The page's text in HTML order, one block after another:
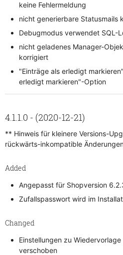
keine Fehlermeldung
nicht generierbare Statusmails
Debugmodus verwendet SQL-
nicht geladenes Manager-
korrigiert
"Einträge als erledigt
erledigt markieren"-Option
4.1.1.0 - (2020-12-21)
** Hinweis für kleinere Versions-
rückwärts-inkompatible
Added
Angepasst für Shopversion
Zufallspasswort wird im
Changed
Einstellungen zu Wiedervorlage
verschoben